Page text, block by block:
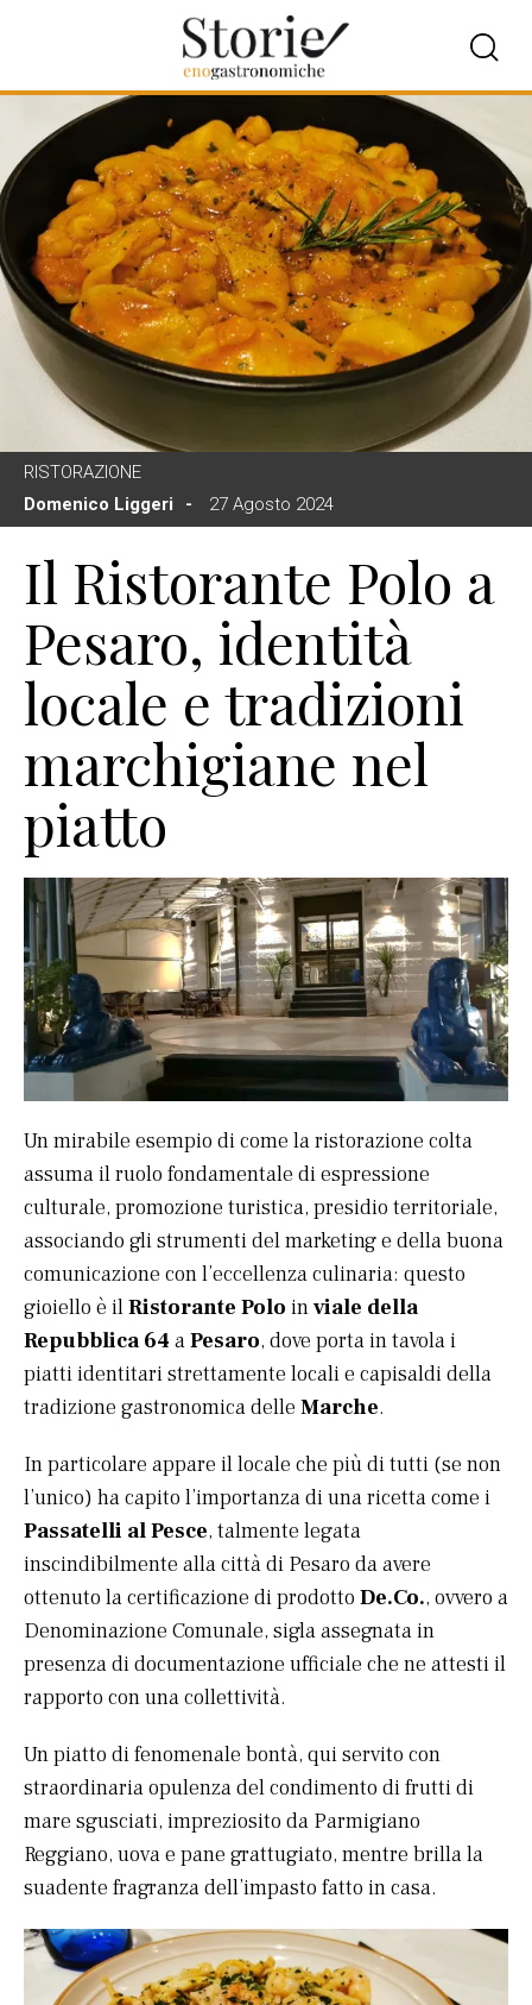
RISTORAZIONE
Domenico Liggeri
27 Agosto 2024
Il Ristorante Polo a
Pesaro, identità
locale e tradizioni
marchigiane nel
piatto
Un mirabile esempio di come la ristorazione colta
assuma il ruolo fondamentale di espressione
culturale, promozione turistica, presidio territoriale,
associando gli strumenti del marketing e della buona
comunicazione con l’eccellenza culinaria: questo
gioiello è ilRistorante Polo inviale della
Repubblica 64 aPesaro, dove porta in tavola i
piatti identitari strettamente locali e capisaldi della
tradizione gastronomica delle Marche.
In particolare appare il locale che più di tutti (se non
l’unico) ha capito l’importanza di una ricetta come i
Passatelli al Pesce, talmente legata
inscindibilmente alla città di Pesaro da avere
ottenuto la certificazione di prodotto De.Co., ovvero a
Denominazione Comunale, sigla assegnata in
presenza di documentazione ufficiale che ne attesti il
rapporto con una collettività.
Un piatto di fenomenale bontà, qui servito con
straordinaria opulenza del condimento di frutti di
mare sgusciati, impreziosito da Parmigiano
Reggiano, uova e pane grattugiato, mentre brilla la
suadente fragranza dell’impasto fatto in casa.